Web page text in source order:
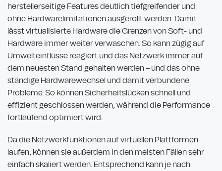
herstellerseitige Features deutlich tiefgreifender und
ohne Hardwarelimitationen ausgerollt werden. Damit
lässt virtualisierte Hardware die Grenzen von Soft- und
Hardware immer weiter verwaschen. So kann zügig auf
Umwelteinflüsse reagiert und das Netzwerk immer auf
dem neuesten Stand gehalten werden – und das ohne
ständige Hardwarewechsel und damit verbundene
Probleme. So können Sicherheitslücken schnell und
effizient geschlossen werden, während die Performance
fortlaufend optimiert wird.
Da die Netzwerkfunktionen auf virtuellen Plattformen
laufen, können sie außerdem in den meisten Fällen sehr
einfach skaliert werden. Entsprechend kann je nach